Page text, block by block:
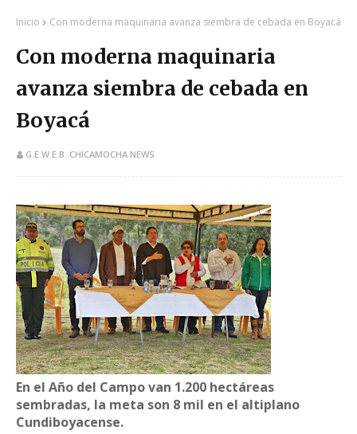
Inicio Con moderna maquinaria avanza siembra de cebada en Boyacá
Con moderna maquinaria
avanza siembra de cebada en
Boyacá
G.E.W.E.B. CHICAMOCHA NEWS
​En el Año del Campo van 1.200 hectáreas
sembradas, la meta son 8 mil en el altiplano
Cundiboyacense.